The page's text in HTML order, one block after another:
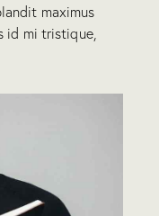
maximus
id mi tristique,